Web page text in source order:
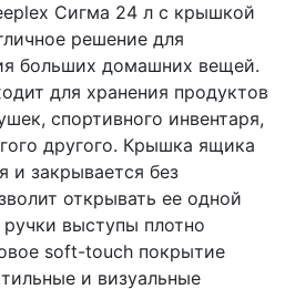
Сигма 24 л с крышкой
решение для
больших домашних вещей.
для хранения продуктов
спортивного инвентаря,
другого. Крышка ящика
и закрывается без
открывать ее одной
выступы плотно
soft-touch покрытие
и визуальные